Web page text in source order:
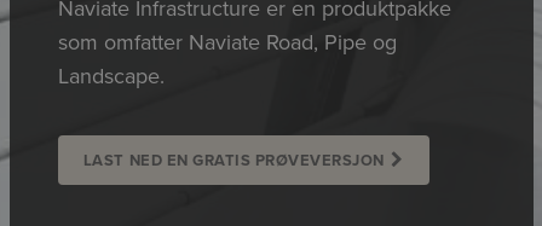
Naviate Infrastructure er en produktpakke
som omfatter Naviate Road, Pipe og
Landscape.
LAST NED EN GRATIS PRØVEVERSJON